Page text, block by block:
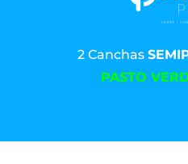
2 Canchas
PASTO